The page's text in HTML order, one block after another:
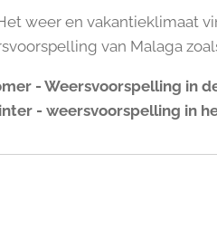
weer en vakantieklimaat
van Malaga
- Weersvoorspelling in
- weersvoorspelling in